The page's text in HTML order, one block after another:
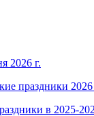
2026 г.
праздники 2026
в 2025-